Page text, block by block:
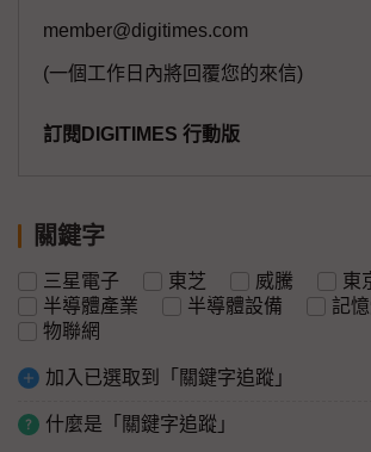
member@digitimes.com
(一個工作日內將回覆您的來信)
訂閱DIGITIMES 行動版
關鍵字
三星電子 東芝 威騰
東
半導體產業
半導體設備
記
物聯網
加入已選取到「關鍵字追蹤」
什麼是「關鍵字追蹤」